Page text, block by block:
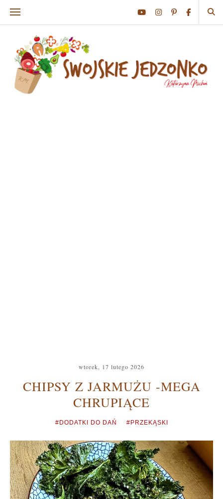
wtorek, 17 lutego 2026
CHIPSY Z JARMUŻU -MEGA
CHRUPIĄCE
#DODATKI DO DAŃ #PRZEKĄSKI